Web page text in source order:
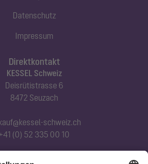
Direktkontakt
KESSEL Schweiz
Deisrütistrasse 6
8472 Seuzach
schweiz.ch
(0) 52 335 00 10
Sie unseren Newsletter
Datenschutz
Impressum